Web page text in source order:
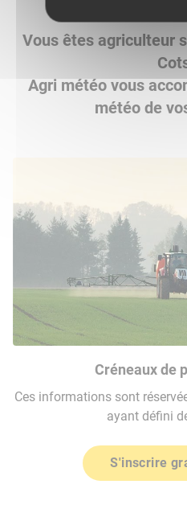
Vous êtes agriculteur
Agri météo vous
météo de
Créneaux de
Ces informations sont
ayant défini
S'inscrire